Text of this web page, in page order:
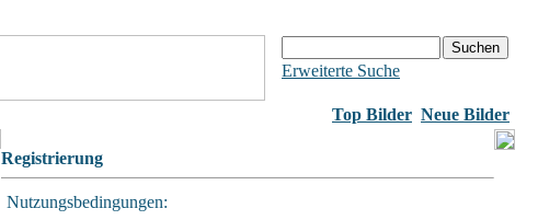
Erweiterte Suche
Top Bilder Neue Bilder
Registrierung
Nutzungsbedingungen: